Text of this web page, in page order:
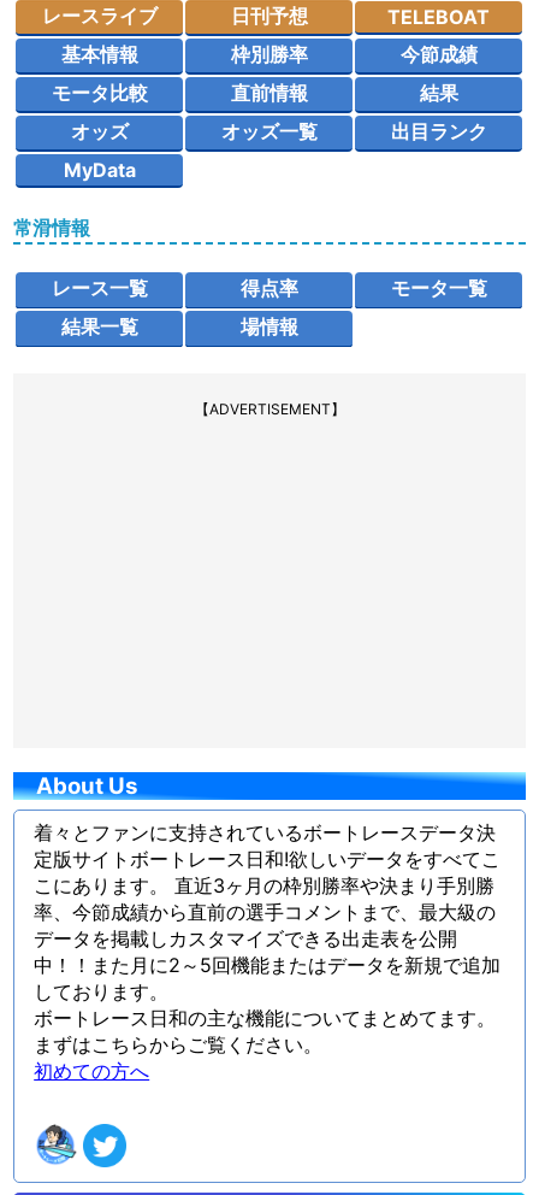
レースライブ 日刊予想
TELEBOAT
基本情報
枠別勝率
今節成績
モータ比較
直前情報
結果
オッズ
オッズ一覧
出目ランク
MyData
常滑情報
レース一覧 得点率
モータ一覧
結果一覧
場情報
【ADVERTISEMENT】
About Us
着々とファンに支持されているボートレースデータ決
定版サイトボートレース日和!欲しいデータをすべてこ
こにあります。 直近3ヶ月の枠別勝率や決まり手別勝
率、今節成績から直前の選手コメントまで、最大級の
データを掲載しカスタマイズできる出走表を公開
中！！また月に2～5回機能またはデータを新規で追加
しております。
ボートレース日和の主な機能についてまとめてます。
まずはこちらからご覧ください。
初めての方へ